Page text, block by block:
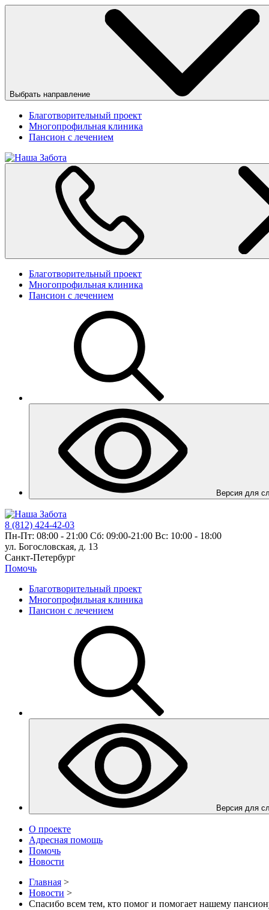
Выбрать направление
Благотворительный проект
Многопрофильная клиника
Пансион с лечением
Благотворительный проект
Многопрофильная клиника
Пансион с лечением
8 (812) 424-42-03
Пн-Пт: 08:00 - 21:00 Сб: 09:00-21:00 Вс: 10:00 - 18:00
ул. Богословская, д. 13
Санкт-Петербург
Помочь
Благотворительный проект
Многопрофильная клиника
Пансион с лечением
О проекте
Адресная помощь
Помочь
Новости
Главная >
Новости >
Спасибо всем тем, кто помог и помогает нашему